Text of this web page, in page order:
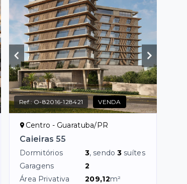
Ref.: O-82016-128421 VENDA
Centro - Guaratuba/PR
Caieiras 55
Dormitórios 3, sendo3 suítes
Garagens
2
Área Privativa
209,12m²